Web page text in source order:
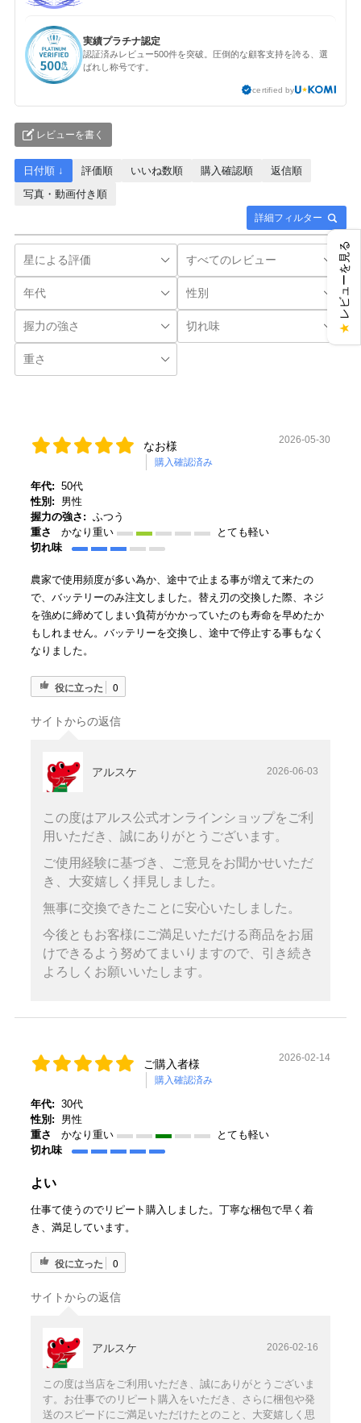
実績プラチナ認定
認証済みレビュー500件を突破。圧倒的な顧客支持を誇る、選
ばれし称号です。
certified by
レビューを書く
詳細フィルター
日付順 ↓ 評価順 いいね数順 購入確認順
返信順
写真・動画付き順
なお様
購入確認済み
2026-05-30
年代: 50代
性別:
男性
握力の強さ: ふつう
重さ
かなり重い
とても軽い
切れ味
農家で使用頻度が多い為か、途中で止まる事が増えて来たの
で、バッテリーのみ注文しました。替え刃の交換した際、ネジ
を強めに締めてしまい負荷がかかっていたのも寿命を早めたか
もしれません。バッテリーを交換し、途中で停止する事もなく
なりました。
役に立った 0
サイトからの返信
アルスケ 2026-06-03
この度はアルス公式オンラインショップをご利
用いただき、誠にありがとうございます。
ご使用経験に基づき、ご意見をお聞かせいただ
き、大変嬉しく拝見しました。
無事に交換できたことに安心いたしました。
今後ともお客様にご満足いただける商品をお届
けできるよう努めてまいりますので、引き続き
よろしくお願いいたします。
ご購入者様
購入確認済み
2026-02-14
年代: 30代
性別:
男性
重さ
かなり重い
とても軽い
切れ味
よい
仕事て使うのでリピート購入しました。丁寧な梱包で早く着
き、満足しています。
役に立った 0
サイトからの返信
アルスケ 2026-02-16
この度は当店をご利用いただき、誠にありがとうございま
す。お仕事でのリピート購入をいただき、さらに梱包や発
送のスピードにご満足いただけたとのこと、大変嬉しく思
★
レビューを見る